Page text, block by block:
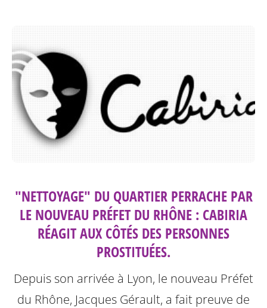
"NETTOYAGE" DU QUARTIER PERRACHE PAR
LE NOUVEAU PRÉFET DU RHÔNE : CABIRIA
RÉAGIT AUX CÔTÉS DES PERSONNES
PROSTITUÉES.
Depuis son arrivée à Lyon, le nouveau Préfet
du Rhône, Jacques Gérault, a fait preuve de